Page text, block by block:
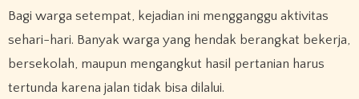
Bagi warga setempat, kejadian ini mengganggu aktivitas
sehari-hari. Banyak warga yang hendak berangkat bekerja,
bersekolah, maupun mengangkut hasil pertanian harus
tertunda karena jalan tidak bisa dilalui.